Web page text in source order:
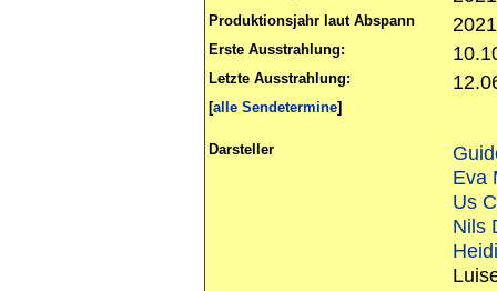
Produktionsjahr laut Abspann 2021
Erste Ausstrahlung:
Letzte Ausstrahlung:
[alle Sendetermine]
Darsteller
Eva
Us
Nils